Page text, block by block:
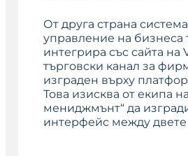
От друга страна
управление на бизнеса
интегрира със сайта на
търговски канал за
изграден върху
Това изисква от екипа
мениджмънт“ да
интерфейс между